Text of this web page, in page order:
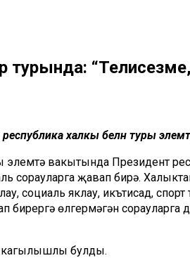
турында:
халкы белән туры
вакытында Президент
сорауларга җавап бирә.
социаль яклау, икътисад,
өлгермәгән сорауларга
кагылышлы булды.